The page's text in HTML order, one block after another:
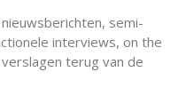
semi-
interviews, on the
terug van de